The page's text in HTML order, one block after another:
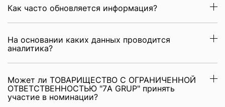
Как часто обновляется информация?
На основании каких данных проводится
аналитика?
Может ли ТОВАРИЩЕСТВО С ОГРАНИЧЕННОЙ
ОТВЕТСТВЕННОСТЬЮ "7A GRUP" принять
участие в номинации?